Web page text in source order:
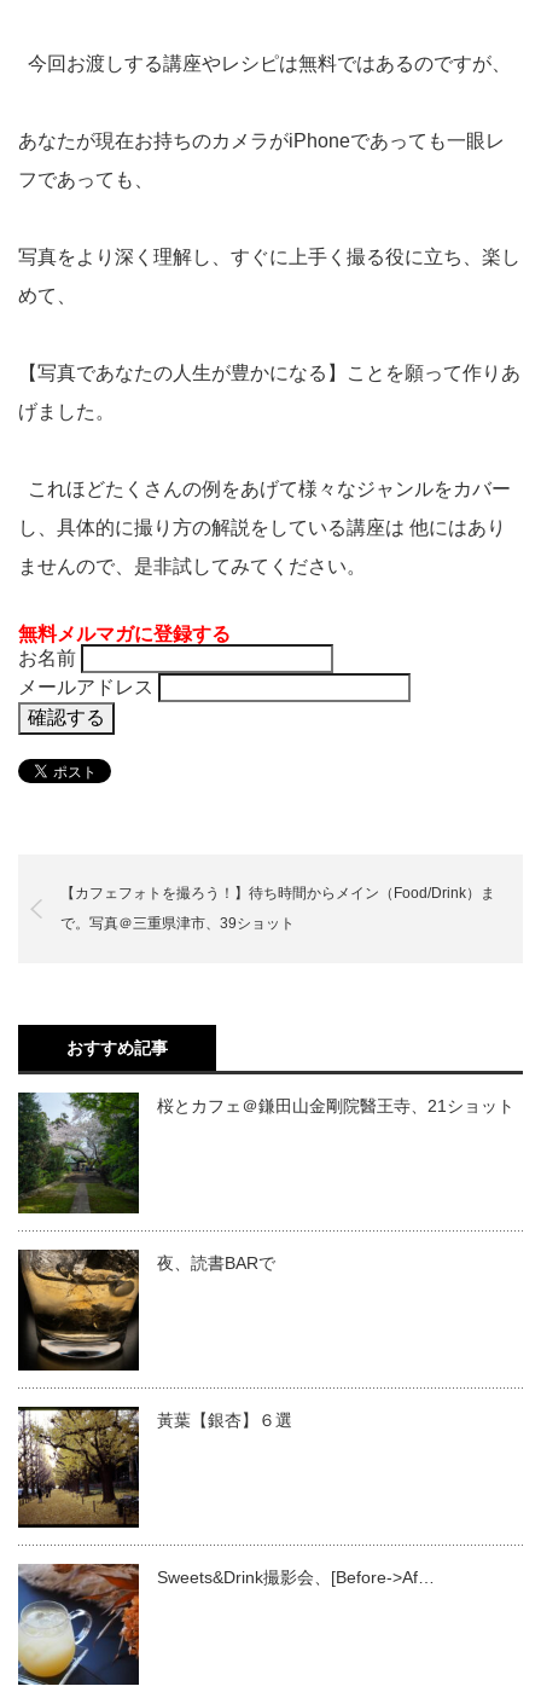
今回お渡しする講座やレシピは無料ではあるのですが、
あなたが現在お持ちのカメラがiPhoneであっても一眼レ
フであっても、
写真をより深く理解し、すぐに上手く撮る役に立ち、楽し
めて、
【写真であなたの人生が豊かになる】ことを願って作りあ
げました。
これほどたくさんの例をあげて様々なジャンルをカバー
し、具体的に撮り方の解説をしている講座は 他にはあり
ませんので、是非試してみてください。
無料メルマガに登録する
お名前
メールアドレス
【カフェフォトを撮ろう！】待ち時間からメイン（Food/Drink）ま
で。写真＠三重県津市、39ショット
おすすめ記事
桜とカフェ＠鎌田山金剛院醫王寺、21ショット
夜、読書BARで
黃葉【銀杏】６選
Sweets&Drink撮影会、[Before->Af…